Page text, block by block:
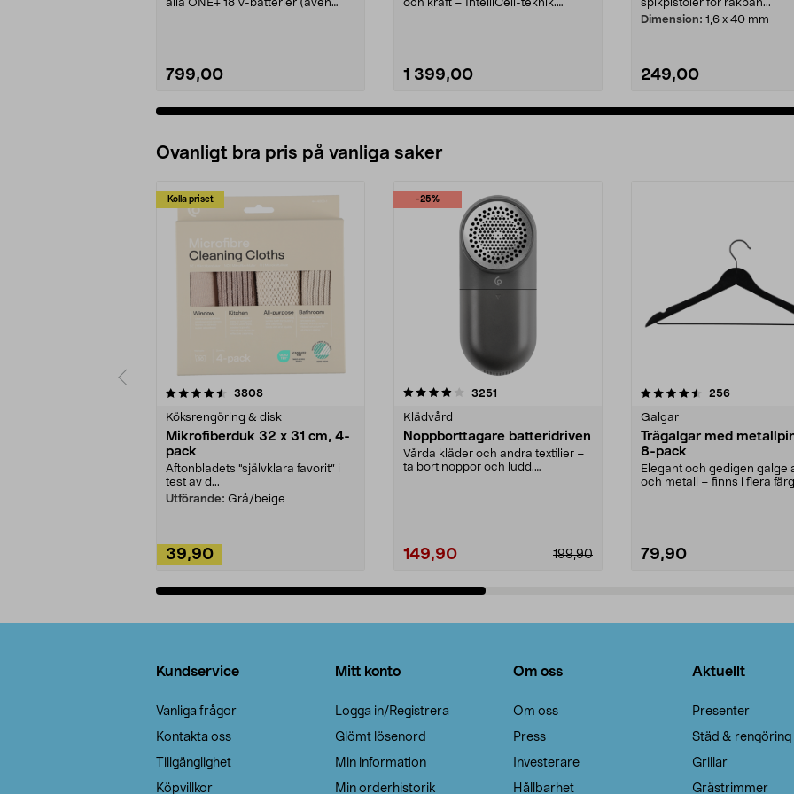
alla ONE+ 18 V-batterier (även
799,00
och kraft – IntelliCell-teknik.
1 399,00
spikpistoler för rakban...
Dimension: 1,6 x 40 mm
249,00
Ovanligt bra pris på vanliga saker
Kolla priset
3808recensioner
Köksrengöring & disk
Mikrofiberduk 32 x 31 cm, 4-
pack
Aftonbladets "självklara favorit” i
test av d...
Utförande: Grå/beige
39,90
-25%
4.0av 5 stjärnor 3251
Klädvård
Noppborttagare batteridriven
Vårda kläder och andra textilier –
ta bort noppor och ludd.
199,90
149,90
4.5av 5 stjärnor 256recensioner
Galgar
Trägalgar med
8-pack
Elegant och gedigen galge
och metall – finns i flera
79,90
4.0av 5 stjärnor
Kundservice
Vanliga frågor
Kontakta oss
Tillgänglighet
Köpvillkor
Mitt konto
Logga in/Registrera
Glömt lösenord
Min information
Min orderhistorik
Om oss
Om oss
Press
Investerare
Hållbarhet
Aktuellt
Presenter
Städ & rengöring
Grillar
Grästrimmer